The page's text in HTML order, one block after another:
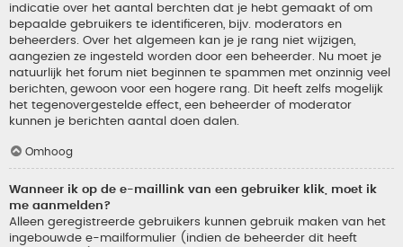
indicatie over het aantal berchten dat je hebt gemaakt of om
bepaalde gebruikers te identificeren, bijv. moderators en
beheerders. Over het algemeen kan je je rang niet wijzigen,
aangezien ze ingesteld worden door een beheerder. Nu moet je
natuurlijk het forum niet beginnen te spammen met onzinnig veel
berichten, gewoon voor een hogere rang. Dit heeft zelfs mogelijk
het tegenovergestelde effect, een beheerder of moderator
kunnen je berichten aantal doen dalen.
Omhoog
Wanneer ik op de e-maillink van een gebruiker klik, moet ik
me aanmelden?
Alleen geregistreerde gebruikers kunnen gebruik maken van het
ingebouwde e-mailformulier (indien de beheerder dit heeft